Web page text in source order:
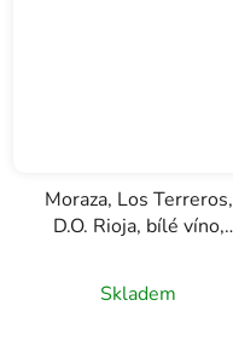
Moraza, Los Terreros,
D.O. Rioja, bílé víno,
Skladem